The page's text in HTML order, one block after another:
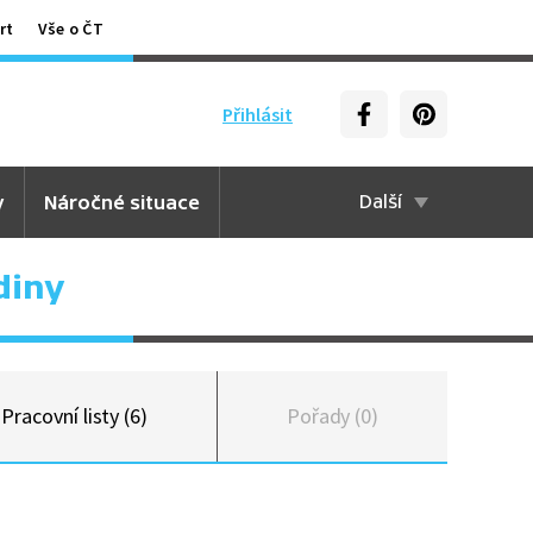
Vše o ČT
Přihlásit
Náročné situace Další
Pracovní listy (6) Pořady (0)